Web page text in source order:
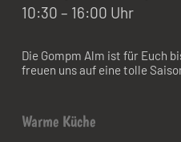
10:30 – 16:00 Uhr
Die Gompm Alm ist für Euch
freuen uns auf eine tolle
Warme Küche